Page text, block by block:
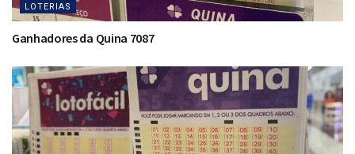
LOTERIAS
Ganhadores da Quina 7087